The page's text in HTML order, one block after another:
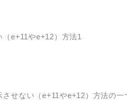
（e+11やe+12）方法1
させない（e+11やe+12）方法の一